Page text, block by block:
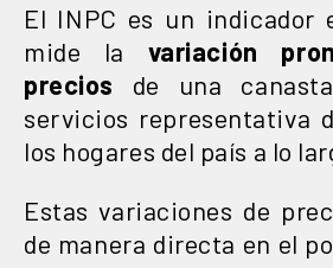
El INPC es un indicador
mide la variación
precios de una
servicios representativa
los hogares del país a lo
Estas variaciones de
de manera directa en el